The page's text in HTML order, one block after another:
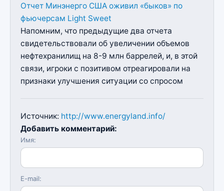
Отчет Минэнерго США оживил «быков» по
фьючерсам Light Sweet
Напомним, что предыдущие два отчета
свидетельствовали об увеличении объемов
нефтехранилищ на 8-9 млн баррелей, и, в этой
связи, игроки с позитивом отреагировали на
признаки улучшения ситуации со спросом
Источник: http://www.energyland.info/
Добавить комментарий:
Имя:
E-mail: